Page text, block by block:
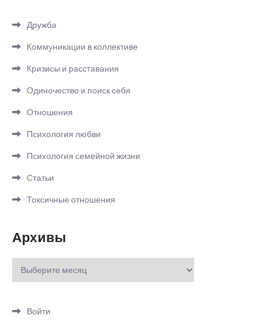
Дружба
Коммуникации в коллективе
Кризисы и расставания
Одиночество и поиск себя
Отношения
Психология любви
Психология семейной жизни
Статьи
Токсичные отношения
Архивы
Архивы
Войти